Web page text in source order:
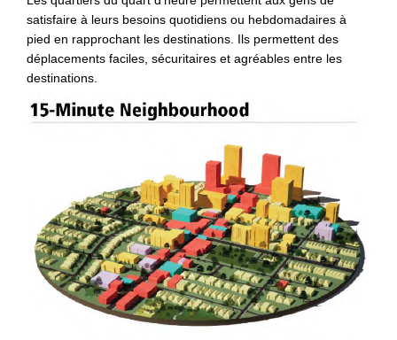
satisfaire à leurs besoins quotidiens ou hebdomadaires à
pied en rapprochant les destinations. Ils permettent des
déplacements faciles, sécuritaires et agréables entre les
destinations.